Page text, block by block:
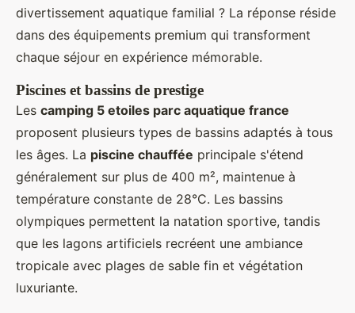
divertissement aquatique familial ? La réponse réside
dans des équipements premium qui transforment
chaque séjour en expérience mémorable.
Piscines et bassins de prestige
Les camping 5 etoiles parc aquatique france
proposent plusieurs types de bassins adaptés à tous
les âges. La piscine chauffée principale s'étend
généralement sur plus de 400 m², maintenue à
température constante de 28°C. Les bassins
olympiques permettent la natation sportive, tandis
que les lagons artificiels recréent une ambiance
tropicale avec plages de sable fin et végétation
luxuriante.